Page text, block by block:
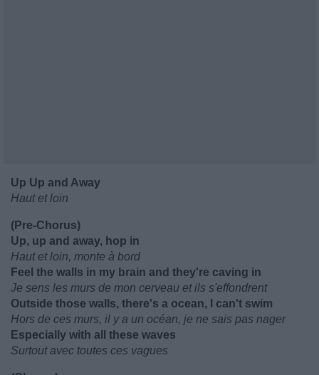
Up Up and Away
Haut et loin
(Pre-Chorus)
Up, up and away, hop in
Haut et loin, monte à bord
Feel the walls in my brain and they're caving in
Je sens les murs de mon cerveau et ils s'effondrent
Outside those walls, there's a ocean, I can't swim
Hors de ces murs, il y a un océan, je ne sais pas nager
Especially with all these waves
Surtout avec toutes ces vagues